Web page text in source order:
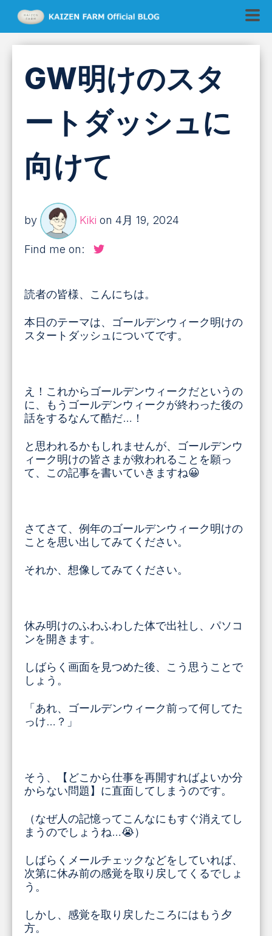
GW明けのスタ
ートダッシュに
向けて
by Kiki on 4月 19, 2024
Find me on:
読者の皆様、こんにちは。
本日のテーマは、ゴールデンウィーク明けの
スタートダッシュについてです。
え！これからゴールデンウィークだというの
に、もうゴールデンウィークが終わった後の
話をするなんて酷だ…！
と思われるかもしれませんが、ゴールデンウ
ィーク明けの皆さまが救われることを願っ
て、この記事を書いていきますね😀
さてさて、例年のゴールデンウィーク明けの
ことを思い出してみてください。
それか、想像してみてください。
休み明けのふわふわした体で出社し、パソコ
ンを開きます。
しばらく画面を見つめた後、こう思うことで
しょう。
「あれ、ゴールデンウィーク前って何してた
っけ…？」
そう、【どこから仕事を再開すればよいか分
からない問題】に直面してしまうのです。
（なぜ人の記憶ってこんなにもすぐ消えてし
まうのでしょうね…😭）
しばらくメールチェックなどをしていれば、
次第に休み前の感覚を取り戻してくるでしょ
う。
しかし、感覚を取り戻したころにはもう夕
方。